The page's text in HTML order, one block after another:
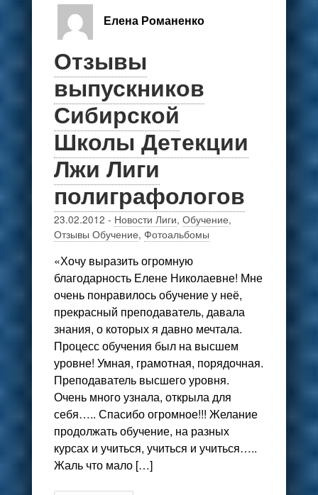
Елена Романенко
Отзывы
выпускников
Сибирской
Школы Детекции
Лжи Лиги
полиграфологов
23.02.2012 - Новости Лиги, Обучение,
Отзывы Обучение, Фотоальбомы
«Хочу выразить огромную
благодарность Елене Николаевне! Мне
очень понравилось обучение у неё,
прекрасный преподаватель, давала
знания, о которых я давно мечтала.
Процесс обучения был на высшем
уровне! Умная, грамотная, порядочная.
Преподаватель высшего уровня.
Очень много узнала, открыла для
себя….. Спасибо огромное!!! Желание
продолжать обучение, на разных
курсах и учиться, учиться и учиться…..
Жаль что мало […]